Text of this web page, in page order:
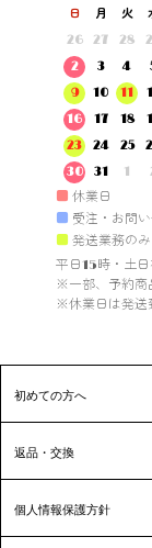
日 月 火
26
27 28
2
3 4
9
10 11
16
17 18
23
24 25
30
31 1
■ 休業日
■ 受注・お問
■ 発送業務のみ
平日15時・土
※一部、予約商
※休業日は発送
初めての方へ
返品・交換
個人情報保護方針